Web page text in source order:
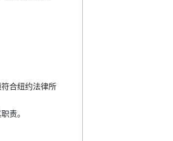
合纽约法律所
责。